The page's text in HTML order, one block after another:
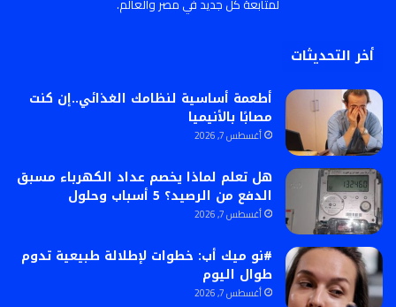
لمتابعة كل جديد في مصر والعالم.
أخر التحديثات
أطعمة أساسية لنظامك الغذائي..إن كنت
مصابًا بالأنيميا
أغسطس 7, 2026
هل تعلم لماذا يخصم عداد الكهرباء مسبق
الدفع من الرصيد؟ 5 أسباب وحلول
أغسطس 7, 2026
#نو ميك أب: خطوات لإطلالة طبيعية تدوم
طوال اليوم
أغسطس 7, 2026